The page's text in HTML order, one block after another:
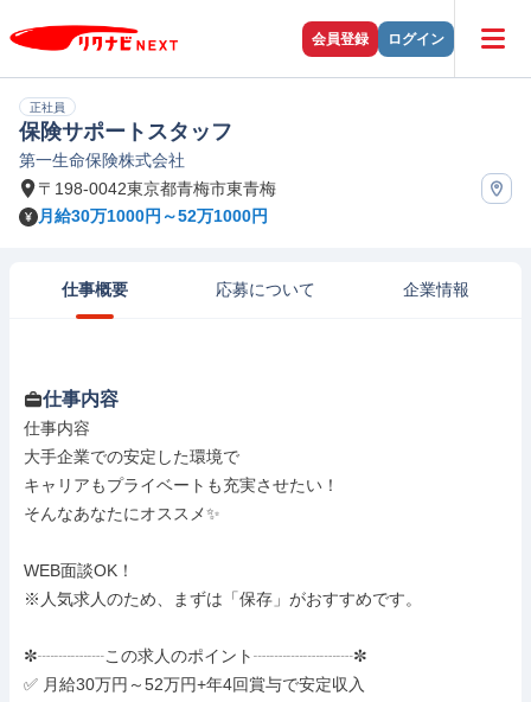
会員登録 ログイン
正社員
保険サポートスタッフ
第一生命保険株式会社
〒198-0042東京都青梅市東青梅
月給30万1000円～52万1000円
仕事概要 応募について 企業情報
仕事内容
仕事内容
大手企業での安定した環境で
キャリアもプライベートも充実させたい！
そんなあなたにオススメ✨
WEB面談OK！
※人気求人のため、まずは「保存」がおすすめです。
✼┈┈┈┈この求人のポイント┈┈┈┈┈┈✼
✅ 月給30万円～52万円+年4回賞与で安定収入